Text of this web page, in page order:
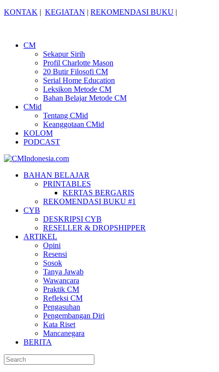
KONTAK | KEGIATAN | REKOMENDASI BUKU |
CM
Sekapur Sirih
Profil Charlotte Mason
20 Butir Filosofi CM
Serial Home Education
Leksikon Metode CM
Bahan Belajar Metode CM
CMid
Tentang CMid
Keanggotaan CMid
KOLOM
PODCAST
BAHAN BELAJAR
PRINTABLES
KERTAS BERGARIS
REKOMENDASI BUKU #1
CYB
DESKRIPSI CYB
RESELLER & DROPSHIPPER
ARTIKEL
Opini
Resensi
Sosok
Tanya Jawab
Wawancara
Praktik CM
Refleksi CM
Pengasuhan
Pengembangan Diri
Kata Riset
Mancanegara
BERITA